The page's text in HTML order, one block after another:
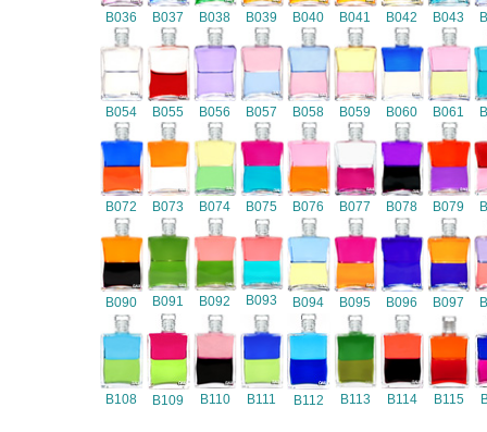
B036 B037 B038 B039 B040 B041 B042 B043
B054 B055 B056 B057 B058 B059 B060 B061
B072 B073 B074 B075 B076 B077 B078 B079
B090 B091 B092 B093 B094 B095 B096 B097
B108 B109 B110 B111 B112 B113 B114 B115